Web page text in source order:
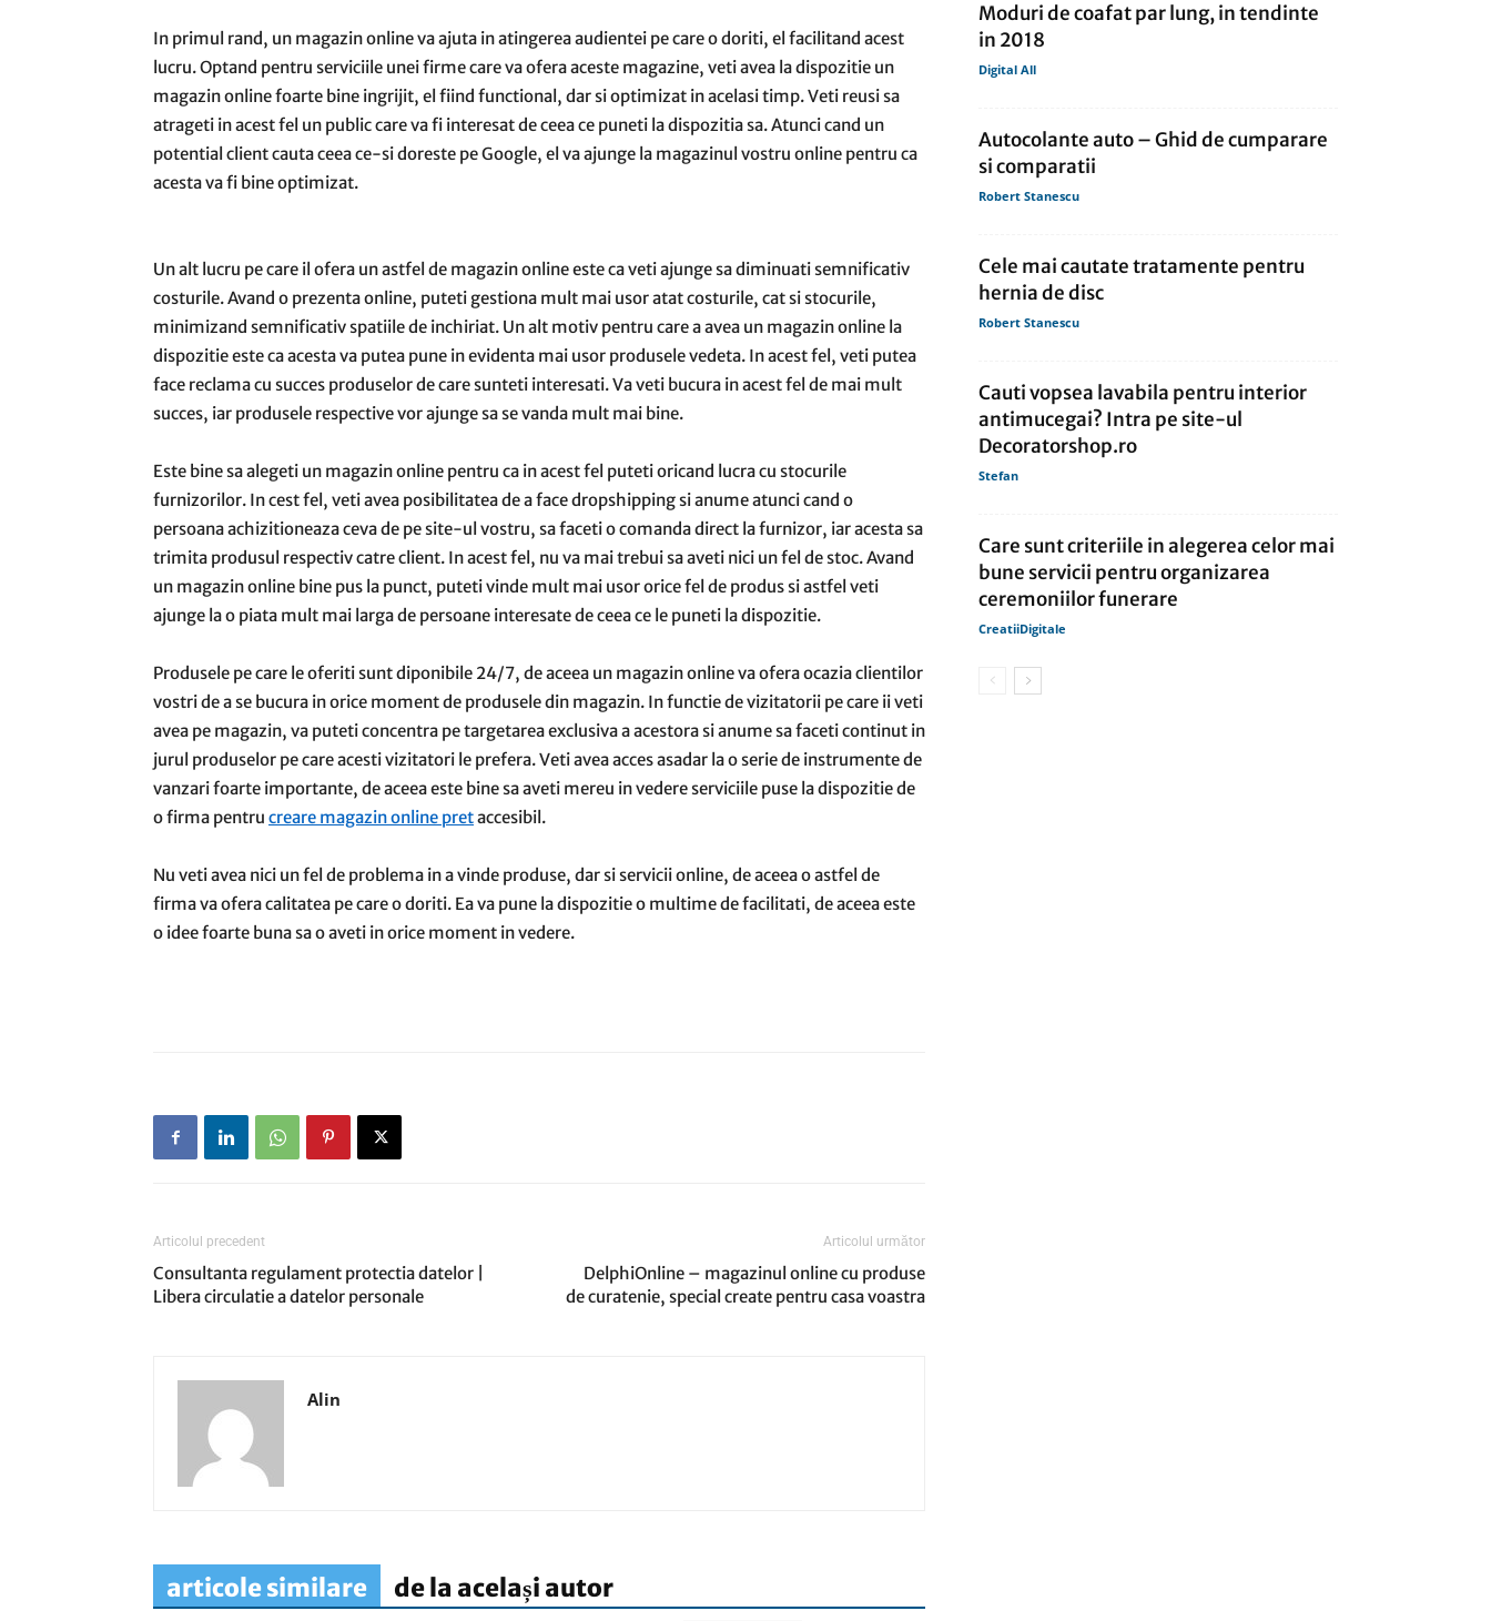
presa
In primul rand, un magazin online va ajuta in atingerea audientei pe care o doriti, el facilitand acest
lucru. Optand pentru serviciile unei firme care va ofera aceste magazine, veti avea la dispozitie un
magazin online foarte bine ingrijit, el fiind functional, dar si optimizat in acelasi timp. Veti reusi sa
atrageti in acest fel un public care va fi interesat de ceea ce puneti la dispozitia sa. Atunci cand un
potential client cauta ceea ce-si doreste pe Google, el va ajunge la magazinul vostru online pentru ca
acesta va fi bine optimizat.
Un alt lucru pe care il ofera un astfel de magazin online este ca veti ajunge sa diminuati semnificativ
costurile. Avand o prezenta online, puteti gestiona mult mai usor atat costurile, cat si stocurile,
minimizand semnificativ spatiile de inchiriat. Un alt motiv pentru care a avea un magazin online la
dispozitie este ca acesta va putea pune in evidenta mai usor produsele vedeta. In acest fel, veti putea
face reclama cu succes produselor de care sunteti interesati. Va veti bucura in acest fel de mai mult
succes, iar produsele respective vor ajunge sa se vanda mult mai bine.
Este bine sa alegeti un magazin online pentru ca in acest fel puteti oricand lucra cu stocurile
furnizorilor. In cest fel, veti avea posibilitatea de a face dropshipping si anume atunci cand o
persoana achizitioneaza ceva de pe site-ul vostru, sa faceti o comanda direct la furnizor, iar acesta sa
trimita produsul respectiv catre client. In acest fel, nu va mai trebui sa aveti nici un fel de stoc. Avand
un magazin online bine pus la punct, puteti vinde mult mai usor orice fel de produs si astfel veti
ajunge la o piata mult mai larga de persoane interesate de ceea ce le puneti la dispozitie.
Produsele pe care le oferiti sunt diponibile 24/7, de aceea un magazin online va ofera ocazia clientilor
vostri de a se bucura in orice moment de produsele din magazin. In functie de vizitatorii pe care ii veti
avea pe magazin, va puteti concentra pe targetarea exclusiva a acestora si anume sa faceti continut in
jurul produselor pe care acesti vizitatori le prefera. Veti avea acces asadar la o serie de instrumente de
vanzari foarte importante, de aceea este bine sa aveti mereu in vedere serviciile puse la dispozitie de
o firma pentru creare magazin online pretaccesibil.
Nu veti avea nici un fel de problema in a vinde produse, dar si servicii online, de aceea o astfel de
firma va ofera calitatea pe care o doriti. Ea va pune la dispozitie o multime de facilitati, de aceea este
o idee foarte buna sa o aveti in orice moment in vedere.
Articolul precedent
Consultanta regulament protectia datelor |
Libera circulatie a datelor personale
Articolul următor
DelphiOnline – magazinul online cu produse
de curatenie, special create pentru casa voastra
Alin
articole similare de la același autor
Moduri de coafat par lung, in tendinte
in 2018
Digital All
Autocolante auto – Ghid de cumparare
si comparatii
Robert Stanescu
Cele mai cautate tratamente pentru
hernia de disc
Robert Stanescu
Cauti vopsea lavabila pentru interior
antimucegai? Intra pe site-ul
Decoratorshop.ro
Stefan
Care sunt criteriile in alegerea celor mai
bune servicii pentru organizarea
ceremoniilor funerare
CreatiiDigitale